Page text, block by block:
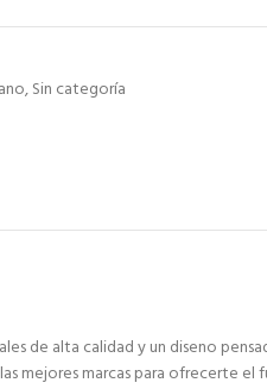
,Sin categoría
de alta calidad y un diseno
mejores marcas para ofrecerte el